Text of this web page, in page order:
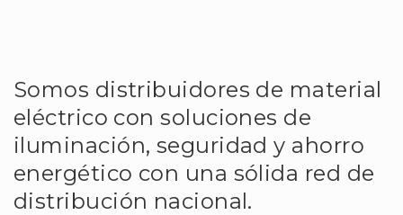
Somos distribuidores de material
eléctrico con soluciones de
iluminación, seguridad y ahorro
energético con una sólida red de
distribución nacional.